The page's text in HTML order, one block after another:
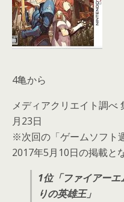
4亀から
メディアクリエイト調べ
月23日
※次回の「ゲームソフト
2017年5月10日の掲載と
1位「ファイアー
りの英雄王」